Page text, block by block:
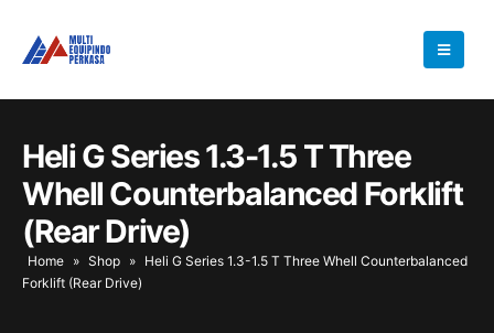
Heli G Series 1.3-1.5 T Three
Whell Counterbalanced Forklift
(Rear Drive)
Home » Shop » Heli G Series 1.3-1.5 T Three Whell Counterbalanced
Forklift (Rear Drive)